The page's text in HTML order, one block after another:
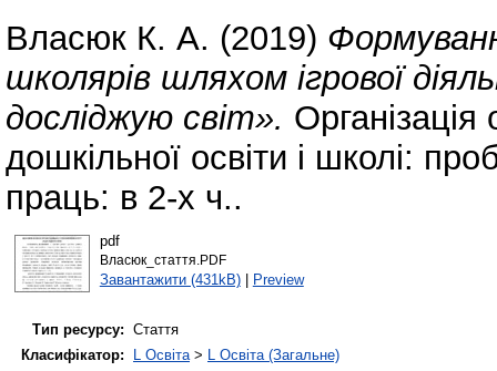
Власюк К. А. (2019)
школярів шляхом ігрової
досліджую світ». Організація
дошкільної освіти і школі:
праць: в 2-х ч..
pdf
Власюк_стаття.PDF
Завантажити (431kB)| Preview
Тип ресурсу: Стаття
Класифікатор:
L Освіта> L Освіта (Загальне)